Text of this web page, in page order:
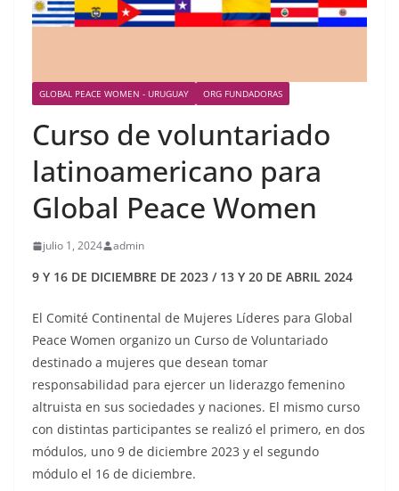
GLOBAL PEACE WOMEN - URUGUAY ORG FUNDADORAS
Curso de voluntariado
latinoamericano para
Global Peace Women
julio 1, 2024 admin
9 Y 16 DE DICIEMBRE DE 2023 / 13 Y 20 DE ABRIL 2024
El Comité Continental de Mujeres Líderes para Global
Peace Women organizo un Curso de Voluntariado
destinado a mujeres que desean tomar
responsabilidad para ejercer un liderazgo femenino
altruista en sus sociedades y naciones. El mismo curso
con distintas participantes se realizó el primero, en dos
módulos, uno 9 de diciembre 2023 y el segundo
módulo el 16 de diciembre.